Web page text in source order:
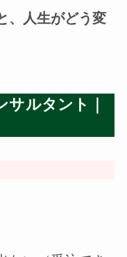
、人生がどう変
ルタント｜